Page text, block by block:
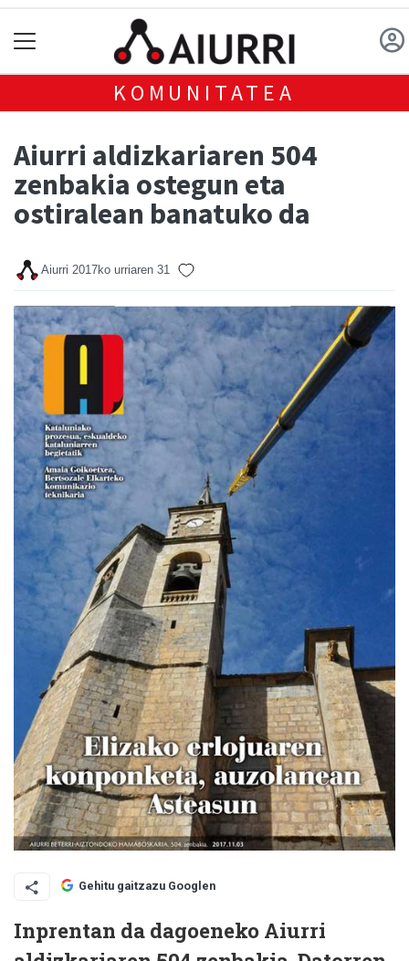
KOMUNITATEA
Aiurri aldizkariaren 504
zenbakia ostegun eta
ostiralean banatuko da
Aiurri 2017ko urriaren 31
Gehitu gaitzazu Googlen
Inprentan da dagoeneko Aiurri